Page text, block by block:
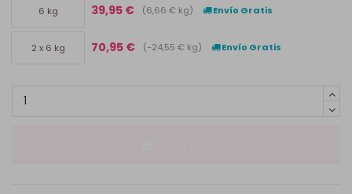
6 kg 39,95 € (6,66 € kg) Envío Gratis
2 x 6 kg 70,95 € (-24,55 € kg) Envío Gratis